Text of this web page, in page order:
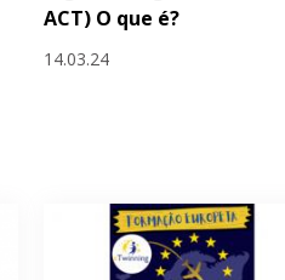
ACT) O que é?
14.03.24